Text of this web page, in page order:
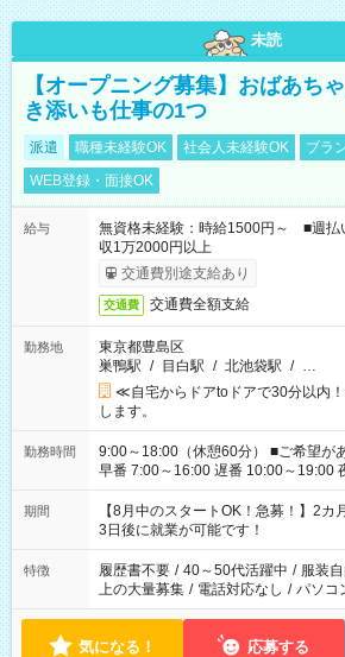
未読
【オープニング募集】おばあち
き添いも仕事の1つ
派遣 職種未経験OK 社会人未経験OK
ブラ
WEB登録・面接OK
給与
無資格未経験：時給1500円～ ■週
収1万2000円以上
交通費別途支給あり
交通費 交通費全額支給
勤務地
東京都豊島区
巣鴨駅 / 目白駅 / 北池袋駅 / …
≪自宅からドアtoドアで30分以内
します。
勤務時間
9:00～18:00（休憩60分） ■ご希望があれば下記シフトもOK！
早番 7:00～16:00 遅番 10:00～19:00 夜勤
と休みを合わせたい」 「余裕を持っ
「できれば残業はしたくない」 など
ね。 ※Wワーク希望の方へ 今ご覧のお仕事で希望する勤務時間
と、もう1つのお仕事の勤務時間。
合は応募できません。
期間
【8月中のスタートOK！急募！】2
3日後に就業が可能です！
特徴 履歴書不要 / 40～50代活躍中 / 服装
上の大量募集 / 電話対応なし / パソコ
気になる！ 応募する